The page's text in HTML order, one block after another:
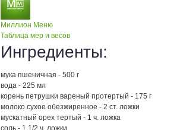
Миллион Меню
Таблица мер и весов
Ингредиенты:
мука пшеничная - 500 г
вода - 225 мл
корень петрушки вареный протертый - 175 г
молоко сухое обезжиренное - 2 ст. ложки
мускатный орех тертый - 1 ч. ложка
соль - 1 1/2 ч. ложки